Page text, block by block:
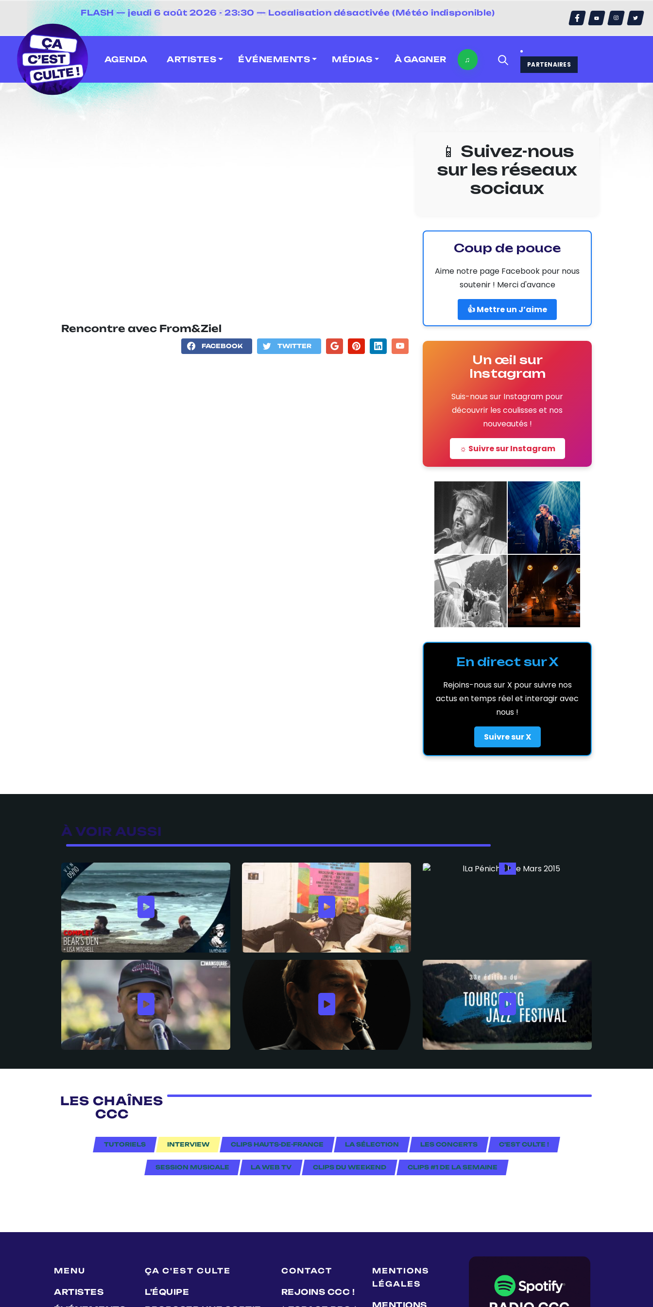
[20 juin au 13 juillet 2026] Caravan' Square Festival (Neuville-en-Ferrain)
AGENDA ARTISTES ÉVÉNEMENTS MÉDIAS À GAGNER ♫
PARTENAIRES
Rencontre avec From&Ziel
FACEBOOK TWITTER
📱 Suivez-nous
sur les réseaux
sociaux
Coup de pouce
Aime notre page Facebook pour nous
soutenir ! Merci d'avance
👍 Mettre un J’aime
Un œil sur
Instagram
Suis-nous sur Instagram pour
découvrir les coulisses et nos
nouveautés !
☼ Suivre sur Instagram
En direct sur X
Rejoins-nous sur X pour suivre nos
actus en temps réel et interagir avec
nous !
Suivre sur X
À VOIR AUSSI
LES CHAÎNES
CCC
TUTORIELS INTERVIEW CLIPS HAUTS-DE-FRANCE LA SÉLECTION LES CONCERTS C'EST CULTE !
SESSION MUSICALE LA WEB TV CLIPS DU WEEKEND CLIPS #1 DE LA SEMAINE
MENU
ARTISTES
ÇA C'EST CULTE
L'ÉQUIPE
CONTACT
REJOINS CCC !
MENTIONS
LÉGALES
MENTIONS